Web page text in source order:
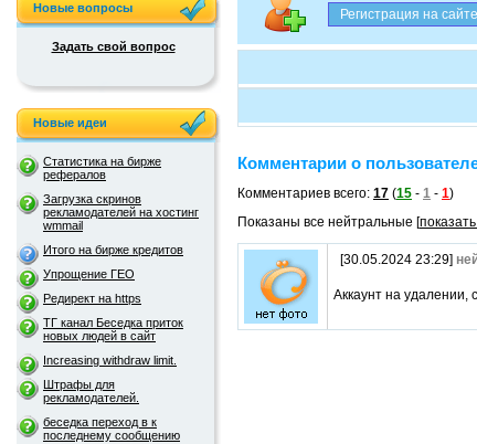
Новые вопросы
Задать свой вопрос
Новые идеи
Статистика на бирже
рефералов
Загрузка скринов
рекламодателей на хостинг
wmmail
Итого на бирже кредитов
Упрощение ГЕО
Редирект на https
ТГ канал Беседка приток
новых людей в сайт
Increasing withdraw limit.
Штрафы для
рекламодателей.
беседка переход в к
последнему сообщению
Комментарии о
Комментариев всего: 17 (15 - 1 - 1)
Показаны все нейтральные [
[30.05.2024 23:29]
Аккаунт на удалении,